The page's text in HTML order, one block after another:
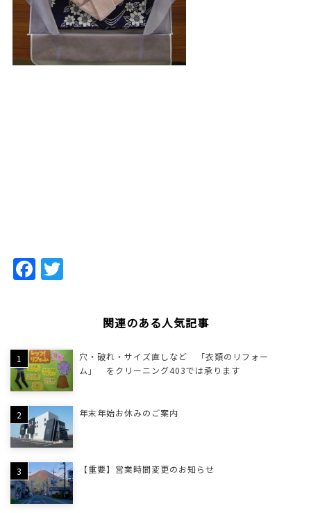
Facebook
関連のある人気記事
穴・破れ・サイズ直しなど 「衣類のリフォー
ム」 をクリーニング403では承ります
年末年始お休みのご案内
【重要】営業時間変更のお知らせ